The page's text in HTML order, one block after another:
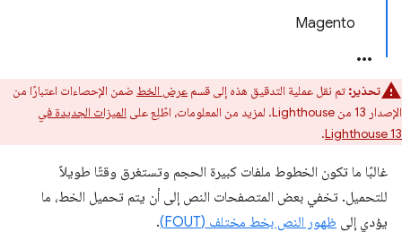
Magento
تحذير: تم نقل عملية التدقيق هذه إلى قسم عرض الخط ضمن الإحصاءات اعتبارًا من
الإصدار 13 من Lighthouse. لمزيد من المعلومات، اطّلِع على
الميزات الجديدة في
Lighthouse 13
.
غالبًا ما تكون الخطوط ملفات كبيرة الحجم وتستغرق وقتًا طويلاً
للتحميل. تخفي بعض المتصفحات النص إلى أن يتم تحميل الخط، ما
يؤدي إلى ظهور النص بخط مختلف (FOUT) .